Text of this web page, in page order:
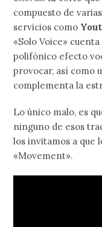
compuesto de
servicios como
«Solo Voice»
polifónico efecto
provocar, así como
complementa la
Lo único malo, es
ninguno de esos
los invitamos a que
«Movement».